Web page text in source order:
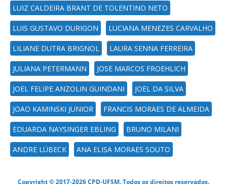
LUIZ CALDEIRA BRANT DE TOLENTINO NETO
LUIS GUSTAVO DURIGON LUCIANA MENEZES CARVALHO
LILIANE DUTRA BRIGNOL LAURA SENNA FERREIRA
JULIANA PETERMANN JOSE MARCOS FROEHLICH
JOEL FELIPE ANZOLIN GUINDANI JOEL DA SILVA
JOAO KAMINSKI JUNIOR FRANCIS MORAES DE ALMEIDA
EDUARDA NAYSINGER EBLING BRUNO MILANI
ANDRE LÜBECK ANA ELISA MORAES SOUTO
Copyright © 2017-2026 CPD-UFSM. Todos os direitos reservados.